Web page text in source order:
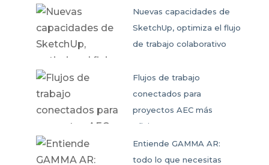
Nuevas capacidades de
SketchUp, optimiza el flujo
de trabajo colaborativo
Flujos de trabajo
conectados para
proyectos AEC más
eficientes
Entiende GAMMA AR:
todo lo que necesitas